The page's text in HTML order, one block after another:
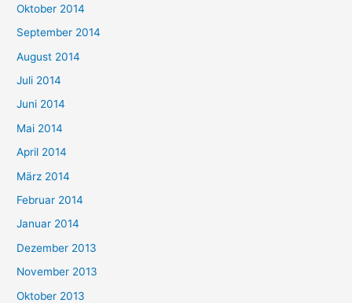
Oktober 2014
September 2014
August 2014
Juli 2014
Juni 2014
Mai 2014
April 2014
März 2014
Februar 2014
Januar 2014
Dezember 2013
November 2013
Oktober 2013